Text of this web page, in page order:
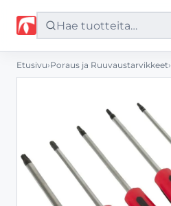
Etusivu
Palvelut
Yritys
Etusivu›Poraus ja Ruuvaustarvikkeet›